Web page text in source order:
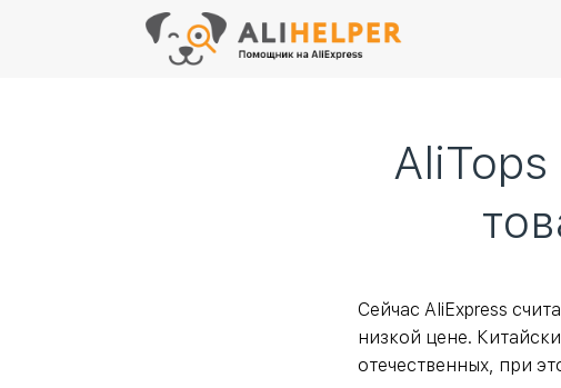
Сейчас AliExpress
низкой цене.
отечественных, при